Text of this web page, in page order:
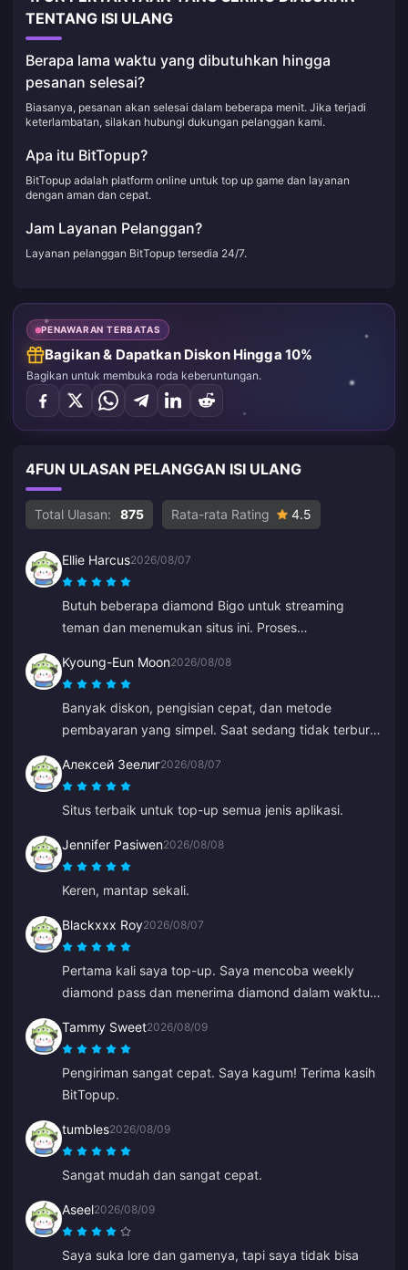
TENTANG ISI ULANG
Berapa lama waktu yang dibutuhkan hingga
pesanan selesai?
Biasanya, pesanan akan selesai dalam beberapa menit. Jika terjadi
keterlambatan, silakan hubungi dukungan pelanggan kami.
Apa itu BitTopup?
BitTopup adalah platform online untuk top up game dan layanan
dengan aman dan cepat.
Jam Layanan Pelanggan?
Layanan pelanggan BitTopup tersedia 24/7.
PENAWARAN TERBATAS
Bagikan & Dapatkan Diskon Hingga 10%
Bagikan untuk membuka roda keberuntungan.
4FUN ULASAN PELANGGAN ISI ULANG
Total Ulasan: 875 Rata-rata Rating 4.5
Ellie Harcus2026/08/07
Butuh beberapa diamond Bigo untuk streaming
teman dan menemukan situs ini. Proses
masuk.
Kyoung-Eun Moon2026/08/08
Banyak diskon, pengisian cepat, dan metode
pembayaran yang simpel. Saat sedang tidak terburu-
menabung. Sangat bagus untuk isi ulang diamond,
saya sudah memberi tahu beberapa teman tentang
ini.
Алексей Зеелиг2026/08/07
Situs terbaik untuk top-up semua jenis aplikasi.
Jennifer Pasiwen2026/08/08
Keren, mantap sekali.
Blackxxx Roy2026/08/07
Pertama kali saya top-up. Saya mencoba weekly
diamond pass dan menerima diamond dalam waktu 2
Tammy Sweet2026/08/09
Pengiriman sangat cepat. Saya kagum! Terima kasih
BitTopup.
tumbles2026/08/09
Sangat mudah dan sangat cepat.
Aseel2026/08/09
Saya suka lore dan gamenya, tapi saya tidak bisa